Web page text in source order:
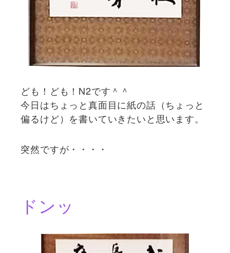
ども！ども！N2です＾＾
今日はちょっと真面目に紙の話（ちょっと
偏るけど）を書いていきたいと思います。
突然ですが・・・・
ドンッ